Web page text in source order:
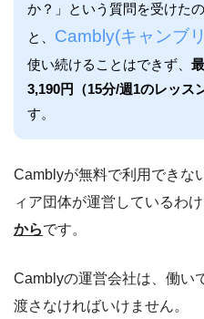
か？」という質問を受けた
と、 Cambly(キャンブ
使い続けることはできず、
3,190円（15分/週1のレッス
す。
Camblyが無料で利用できな
ィア団体が運営しているわけ
からです。
Camblyの運営会社は、働い
渡さなければいけません。